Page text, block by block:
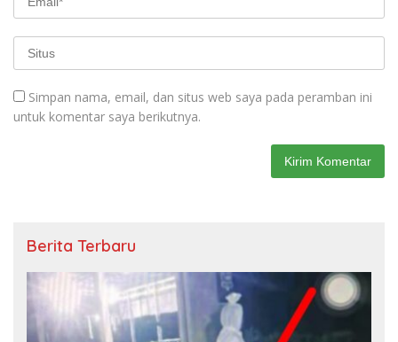
Simpan nama, email, dan situs web saya pada peramban ini
untuk komentar saya berikutnya.
Berita Terbaru